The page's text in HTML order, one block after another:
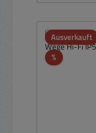
Ausverkauft
%Rabatt